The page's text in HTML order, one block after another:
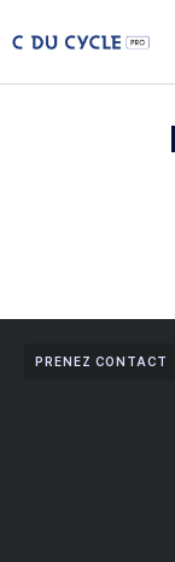
PRENEZ CONTACT